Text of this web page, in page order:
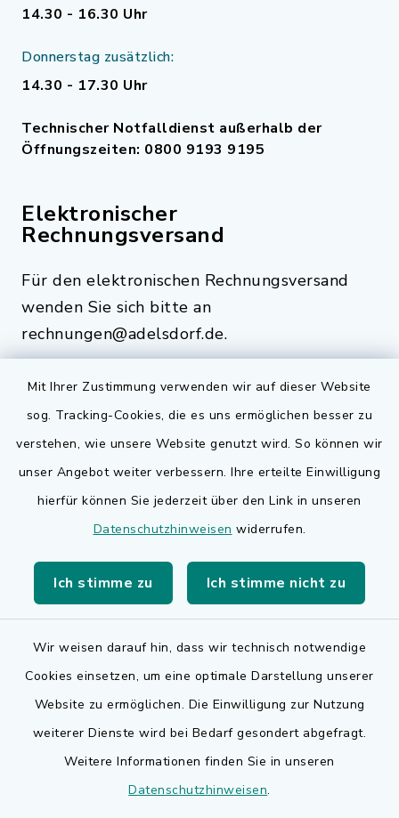
Mit Ihrer Zustimmung verwenden wir auf dieser Website
sog. Tracking-Cookies, die es uns ermöglichen besser zu
verstehen, wie unsere Website genutzt wird. So können wir
unser Angebot weiter verbessern. Ihre erteilte Einwilligung
hierfür können Sie jederzeit über den Link in unseren
Datenschutzhinweisen widerrufen.
Ich stimme zu Ich stimme nicht zu
Wir weisen darauf hin, dass wir technisch notwendige
Cookies einsetzen, um eine optimale Darstellung unserer
Website zu ermöglichen. Die Einwilligung zur Nutzung
weiterer Dienste wird bei Bedarf gesondert abgefragt.
Weitere Informationen finden Sie in unseren
Datenschutzhinweisen.
14.30 - 16.30 Uhr
Donnerstag zusätzlich:
14.30 - 17.30 Uhr
Technischer Notfalldienst außerhalb der
Öffnungszeiten: 0800 9193 9195
Elektronischer
Rechnungsversand
Für den elektronischen Rechnungsversand
wenden Sie sich bitte an
rechnungen@adelsdorf.de.
Quicklinks
Bauen in Adelsdorf
BayernPortal
Landkreis Erlangen-Höchstadt
Barrierefreiheit